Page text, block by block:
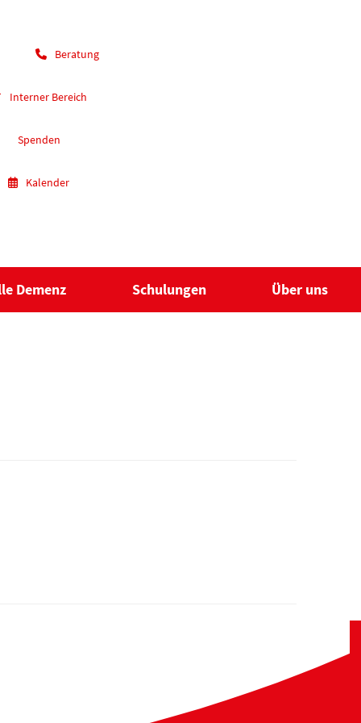
Beratung
Interner Bereich
Spenden
Kalender
Demenz Schulungen Über uns